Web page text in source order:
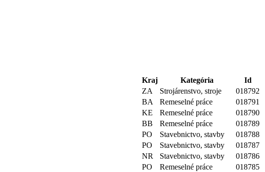
Kraj Kategória
Id
ZA Strojárenstvo, stroje
018792
BA Remeselné práce
018791
KE Remeselné práce
018790
BB Remeselné práce
018789
PO Stavebnictvo, stavby
018788
PO Stavebnictvo, stavby
018787
NR Stavebnictvo, stavby
018786
PO Remeselné práce
018785